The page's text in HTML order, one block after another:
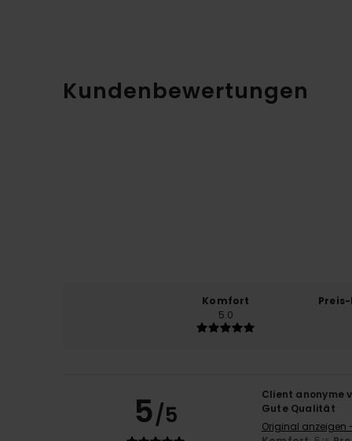
Kundenbewertungen
Komfort
5.0
5/5
Client anonyme
Gute Qualität
Original anzeigen